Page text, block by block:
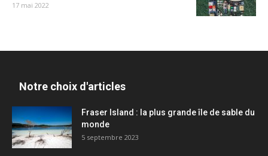
17 mai 2022
Notre choix d'articles
Fraser Island : la plus grande île de sable du
monde
5 septembre 2023